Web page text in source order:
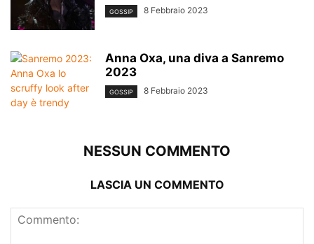
GOSSIP 8 Febbraio 2023
Anna Oxa, una diva a Sanremo
2023
GOSSIP 8 Febbraio 2023
NESSUN COMMENTO
LASCIA UN COMMENTO